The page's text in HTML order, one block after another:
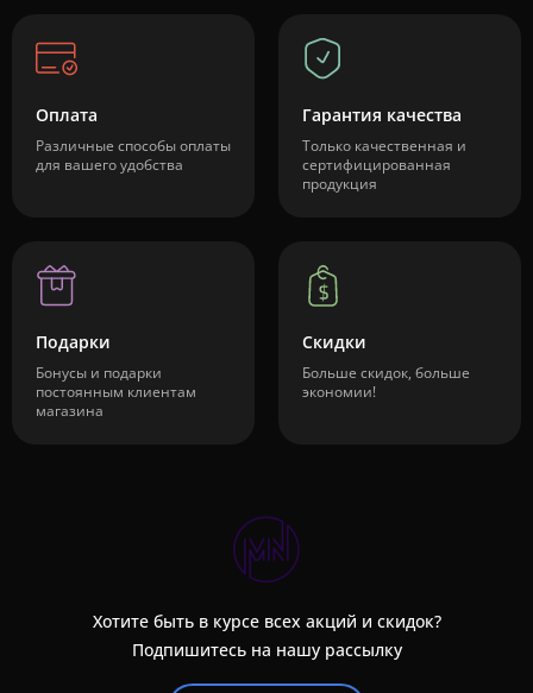
Оплата
Различные способы оплаты
для вашего удобства
Гарантия качества
Только качественная и
сертифицированная
продукция
Подарки
Бонусы и подарки
постоянным клиентам
магазина
Скидки
Больше скидок, больше
экономии!
Хотите быть в курсе всех акций и скидок?
Подпишитесь на нашу рассылку